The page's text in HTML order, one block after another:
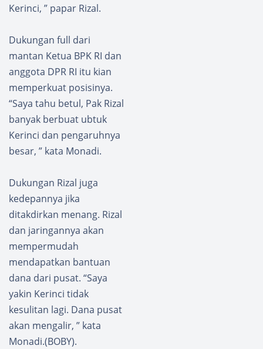
Kerinci, ” papar Rizal.
Dukungan full dari
mantan Ketua BPK RI dan
anggota DPR RI itu kian
memperkuat posisinya.
“Saya tahu betul, Pak Rizal
banyak berbuat ubtuk
Kerinci dan pengaruhnya
besar, ” kata Monadi.
Dukungan Rizal juga
kedepannya jika
ditakdirkan menang. Rizal
dan jaringannya akan
mempermudah
mendapatkan bantuan
dana dari pusat. “Saya
yakin Kerinci tidak
kesulitan lagi. Dana pusat
akan mengalir, ” kata
Monadi.(BOBY).